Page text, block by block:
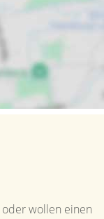
oder wollen einen